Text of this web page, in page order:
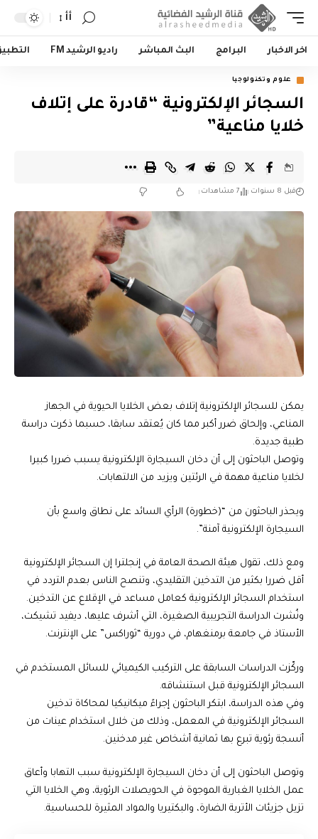
أأ
اخر الاخبار البرامج البث المباشر راديو الرشيد FM
علوم وتكنولوجيا
السجائر الإلكترونية “قادرة على إتلاف
خلايا مناعية”
قبل 8 سنوات 7 مشاهدات
يمكن للسجائر الإلكترونية إتلاف بعض الخلايا الحيوية في الجهاز
المناعي، وإلحاق ضرر أكبر مما كان يُعتقد سابقا، حسبما ذكرت دراسة
طبية جديدة.
وتوصل الباحثون إلى أن دخان السيجارة الإلكترونية يسبب ضررا كبيرا
لخلايا مناعية مهمة في الرئتين ويزيد من الالتهابات.
ويحذر الباحثون من “(خطورة) الرأي السائد على نطاق واسع بأن
السيجارة الإلكترونية آمنة”.
ومع ذلك، تقول هيئة الصحة العامة في إنجلترا إن السجائر الإلكترونية
أقل ضررا بكثير من التدخين التقليدي، وتنصح الناس بعدم التردد في
استخدام السجائر الإلكترونية كعامل مساعد في الإقلاع عن التدخين.
ونُشرت الدراسة التجريبية الصغيرة، التي أشرف عليها، ديفيد تشيكت،
الأستاذ في جامعة برمنغهام، في دورية “ثوراكس” على الإنترنت.
وركّزت الدراسات السابقة على التركيب الكيميائي للسائل المستخدم في
السجائر الإلكترونية قبل استنشاقه.
وفي هذه الدراسة، ابتكر الباحثون إجراءً ميكانيكيا لمحاكاة تدخين
السجائر الإلكترونية في المعمل، وذلك من خلال استخدام عينات من
أنسجة رئوية تبرع بها ثمانية أشخاص غير مدخنين.
وتوصل الباحثون إلى أن دخان السيجارة الإلكترونية سبب التهابا وأعاق
عمل الخلايا الغبارية الموجوة في الحويصلات الرئوية، وهي الخلايا التي
تزيل جزيئات الأتربة الضارة، والبكتيريا والمواد المثيرة للحساسية.